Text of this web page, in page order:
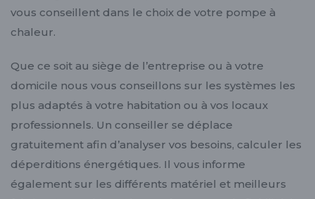
vous conseillent dans le choix de votre pompe à
chaleur.
Que ce soit au siège de l’entreprise ou à votre
domicile nous vous conseillons sur les systèmes les
plus adaptés à votre habitation ou à vos locaux
professionnels. Un conseiller se déplace
gratuitement afin d’analyser vos besoins, calculer les
déperditions énergétiques. Il vous informe
également sur les différents matériel et meilleurs